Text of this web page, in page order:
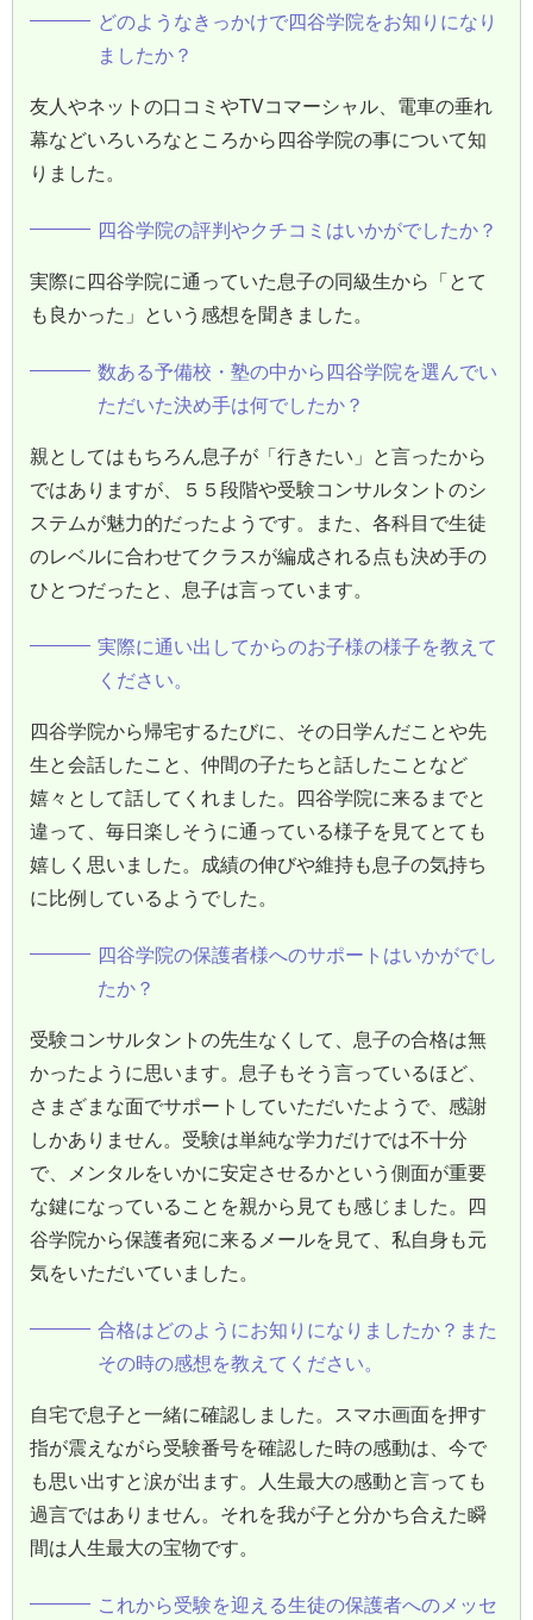
どのようなきっかけで四谷学院をお知りになり
ましたか？
友人やネットの口コミやTVコマーシャル、電車の垂れ
幕などいろいろなところから四谷学院の事について知
りました。
四谷学院の評判やクチコミはいかがでしたか？
実際に四谷学院に通っていた息子の同級生から「とて
も良かった」という感想を聞きました。
数ある予備校・塾の中から四谷学院を選んでい
ただいた決め手は何でしたか？
親としてはもちろん息子が「行きたい」と言ったから
ではありますが、５５段階や受験コンサルタントのシ
ステムが魅力的だったようです。また、各科目で生徒
のレベルに合わせてクラスが編成される点も決め手の
ひとつだったと、息子は言っています。
実際に通い出してからのお子様の様子を教えて
ください。
四谷学院から帰宅するたびに、その日学んだことや先
生と会話したこと、仲間の子たちと話したことなど
嬉々として話してくれました。四谷学院に来るまでと
違って、毎日楽しそうに通っている様子を見てとても
嬉しく思いました。成績の伸びや維持も息子の気持ち
に比例しているようでした。
四谷学院の保護者様へのサポートはいかがでし
たか？
受験コンサルタントの先生なくして、息子の合格は無
かったように思います。息子もそう言っているほど、
さまざまな面でサポートしていただいたようで、感謝
しかありません。受験は単純な学力だけでは不十分
で、メンタルをいかに安定させるかという側面が重要
な鍵になっていることを親から見ても感じました。四
谷学院から保護者宛に来るメールを見て、私自身も元
気をいただいていました。
合格はどのようにお知りになりましたか？また
その時の感想を教えてください。
自宅で息子と一緒に確認しました。スマホ画面を押す
指が震えながら受験番号を確認した時の感動は、今で
も思い出すと涙が出ます。人生最大の感動と言っても
過言ではありません。それを我が子と分かち合えた瞬
間は人生最大の宝物です。
これから受験を迎える生徒の保護者へのメッセ